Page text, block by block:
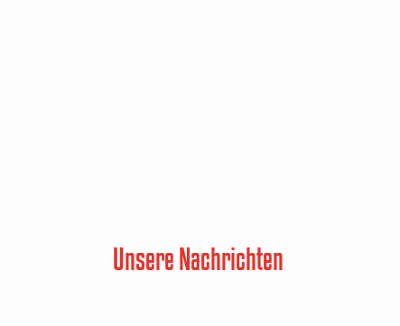
Unsere Nachrichten